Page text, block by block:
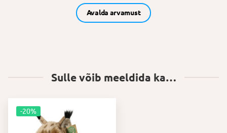
Avalda arvamust
Sulle võib meeldida ka…
-20%